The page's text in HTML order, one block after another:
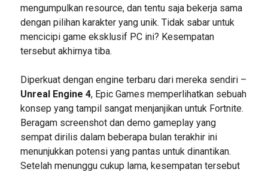
mengumpulkan resource, dan tentu saja bekerja sama
dengan pilihan karakter yang unik. Tidak sabar untuk
mencicipi game eksklusif PC ini? Kesempatan
tersebut akhirnya tiba.
Diperkuat dengan engine terbaru dari mereka sendiri –
Unreal Engine 4, Epic Games memperlihatkan sebuah
konsep yang tampil sangat menjanjikan untuk Fortnite.
Beragam screenshot dan demo gameplay yang
sempat dirilis dalam beberapa bulan terakhir ini
menunjukkan potensi yang pantas untuk dinantikan.
Setelah menunggu cukup lama, kesempatan tersebut